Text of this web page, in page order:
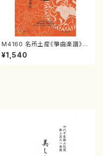
M4160 名所土産《箏曲楽譜》
（箏/宮城喜代子・宮城数江著・
宮城宗家監修/箏曲古典楽譜）
¥1,540